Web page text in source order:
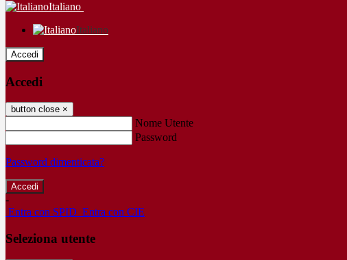
Italiano
Italiano
Accedi
Accedi
button close ×
Nome Utente
Password
Password dimenticata?
-
Entra con SPID Entra con CIE
Seleziona utente